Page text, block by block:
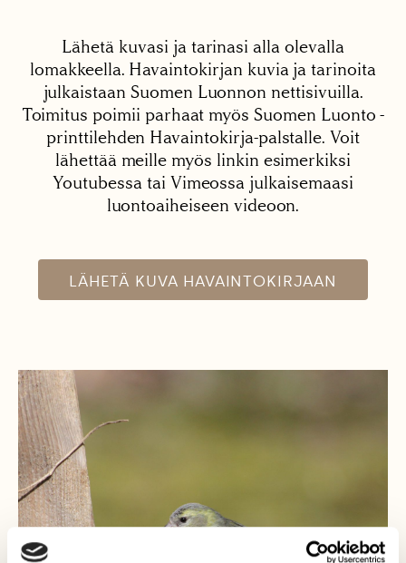
Lähetä kuvasi ja tarinasi alla olevalla
lomakkeella. Havaintokirjan kuvia ja tarinoita
julkaistaan Suomen Luonnon nettisivuilla.
Toimitus poimii parhaat myös Suomen Luonto -
printtilehden Havaintokirja-palstalle. Voit
lähettää meille myös linkin esimerkiksi
Youtubessa tai Vimeossa julkaisemaasi
luontoaiheiseen videoon.
LÄHETÄ KUVA HAVAINTOKIRJAAN